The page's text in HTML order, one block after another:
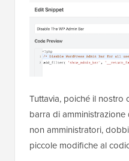
Tuttavia, poiché il nostro
barra di
non amministratori,
piccole modifiche al